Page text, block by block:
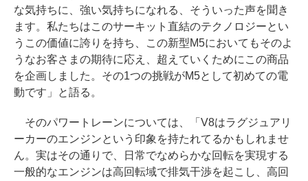
な気持ちに、強い気持ちになれる、そういった声を聞き
ます。私たちはこのサーキット直結のテクノロジーとい
うこの価値に誇りを持ち、この新型M5においてもそのよ
うなお客さまの期待に応え、超えていくためにこの商品
を企画しました。その1つの挑戦がM5として初めての電
動です」と語る。
そのパワートレーンについては、「V8はラグジュアリ
ーカーのエンジンという印象を持たれてるかもしれませ
ん。実はその通りで、日常でなめらかな回転を実現する
一般的なエンジンは高回転域で排気干渉を起こし、高回